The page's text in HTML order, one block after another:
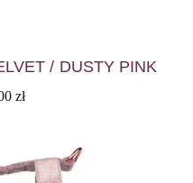
/ DUSTY PINK
zł